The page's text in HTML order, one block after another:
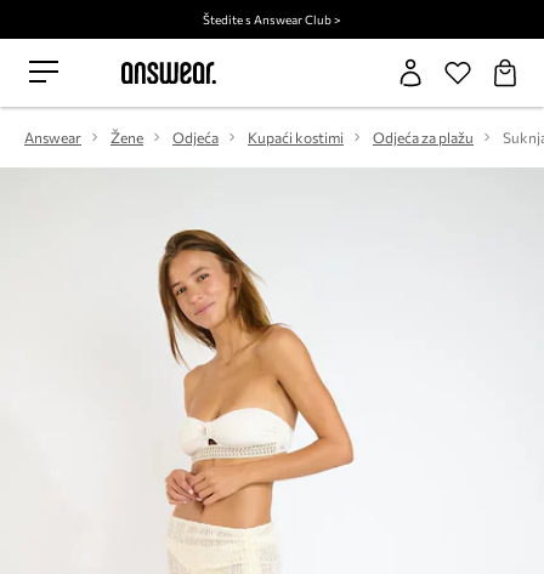
Štedite s Answear Club >
Answear Žene Odjeća Kupaći kostimi Odjeća za plažu